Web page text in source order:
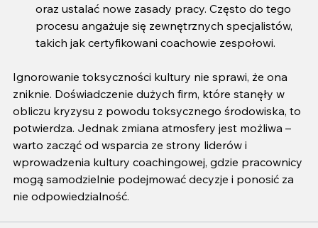
oraz ustalać nowe zasady pracy. Często do tego
procesu angażuje się zewnętrznych specjalistów,
takich jak certyfikowani coachowie zespołowi.
Ignorowanie toksyczności kultury nie sprawi, że ona
zniknie. Doświadczenie dużych firm, które stanęły w
obliczu kryzysu z powodu toksycznego środowiska, to
potwierdza. Jednak zmiana atmosfery jest możliwa –
warto zacząć od wsparcia ze strony liderów i
wprowadzenia kultury coachingowej, gdzie pracownicy
mogą samodzielnie podejmować decyzje i ponosić za
nie odpowiedzialność.